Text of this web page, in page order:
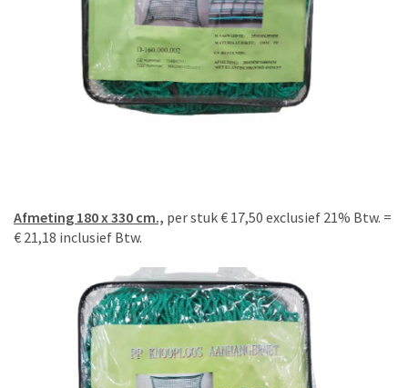
Afmeting 180 x 330 cm., per stuk € 17,50 exclusief 21% Btw. =
€ 21,18 inclusief Btw.